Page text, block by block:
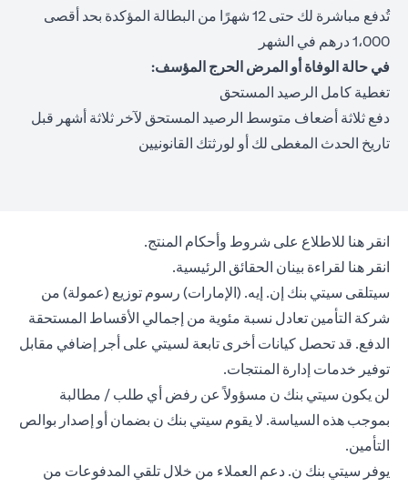
تُدفع مباشرة لك حتى 12 شهرًا من البطالة المؤكدة بحد أقصى
1،000 درهم في الشهر
في حالة الوفاة أو المرض الحرج المؤسف:
تغطية كامل الرصيد المستحق
دفع ثلاثة أضعاف متوسط الرصيد المستحق لآخر ثلاثة أشهر قبل
تاريخ الحدث المغطى لك أو لورثتك القانونيين
انقر هنا opens in a new tab
للاطلاع على شروط وأحكام المنتج.
انقر هنا opens in a new tab
لقراءة بينان الحقائق الرئيسية.
سيتلقى سيتي بنك إن. إيه. (الإمارات) رسوم توزيع (عمولة) من
شركة التأمين تعادل نسبة مئوية من إجمالي الأقساط المستحقة
الدفع. قد تحصل كيانات أخرى تابعة لسيتي على أجر إضافي مقابل
توفير خدمات إدارة المنتجات.
لن يكون سيتي بنك ن مسؤولاً عن رفض أي طلب / مطالبة
بموجب هذه السياسة. لا يقوم سيتي بنك ن بضمان أو إصدار بوالص
التأمين.
يوفر سيتي بنك ن. دعم العملاء من خلال تلقي المدفوعات من